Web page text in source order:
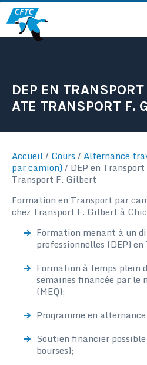
Passer
au
contenu
DEP EN
ATE TRANSPORT F.
Accueil/ Cours / Alternance
par camion) / DEP en
Transport F. Gilbert
Formation en Transport par
chez Transport F. Gilbert à
Formation menant à un
professionnelles (DEP)
Formation à temps plein
semaines financée par le
(MEQ);
Programme en
Soutien financier
bourses);